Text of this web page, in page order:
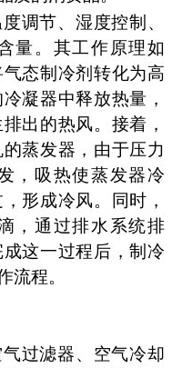
调节、湿度控制、
量。其工作原理如
态制冷剂转化为高
凝器中释放热量，
出的热风。接着，
蒸发器，由于压力
，吸热使蒸发器冷
形成冷风。同时，
，通过排水系统排
这一过程后，制冷
流程。
过滤器、空气冷却